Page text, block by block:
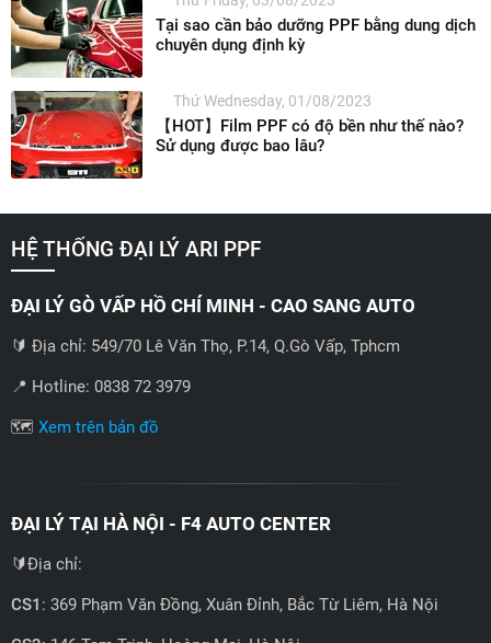
Tại sao cần bảo dưỡng PPF bằng dung dịch
chuyên dụng định kỳ
Thứ Wednesday, 01/08/2023
【HOT】Film PPF có độ bền như thế nào?
Sử dụng được bao lâu?
HỆ THỐNG ĐẠI LÝ ARI PPF
ĐẠI LÝ GÒ VẤP HỒ CHÍ MINH - CAO SANG AUTO
🔰 Địa chỉ: 549/70 Lê Văn Thọ, P.14, Q.Gò Vấp, Tphcm
📍 Hotline: 0838 72 3979
🗺️ Xem trên bản đồ
ĐẠI LÝ TẠI HÀ NỘI - F4 AUTO CENTER
🔰Địa chỉ:
CS1 : 369 Phạm Văn Đồng, Xuân Đỉnh, Bắc Từ Liêm, Hà Nội